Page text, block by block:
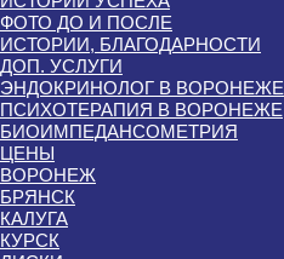
ФОТО ДО И ПОСЛЕ
ИСТОРИИ, БЛАГОДАРНОСТИ
ДОП. УСЛУГИ
ЭНДОКРИНОЛОГ В ВОРОНЕЖЕ
ПСИХОТЕРАПИЯ В ВОРОНЕЖЕ
БИОИМПЕДАНСОМЕТРИЯ
ЦЕНЫ
ВОРОНЕЖ
БРЯНСК
КАЛУГА
КУРСК